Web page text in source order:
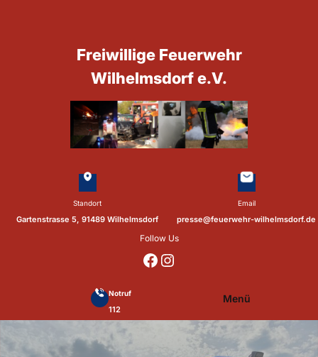
Standort
Gartenstrasse 5, 91489 Wilhelmsdorf
Freiwillige Feuerwehr
Wilhelmsdorf e.V.
Email
presse@feuerwehr-wilhelmsdorf.de
Follow Us
https://www.facebook.com/p/Feuerwehr-Wilhelmsdorf-Mfr-100041655560073/?locale=de_DE https://www.instagram.com/feuerwehr_wilhelmsdorf_mfr/
Notruf
112
Menü